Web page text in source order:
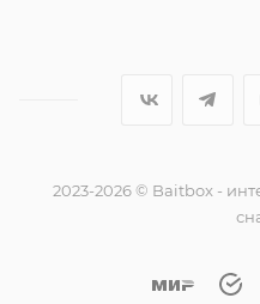
2023-2026 © Baitbox -